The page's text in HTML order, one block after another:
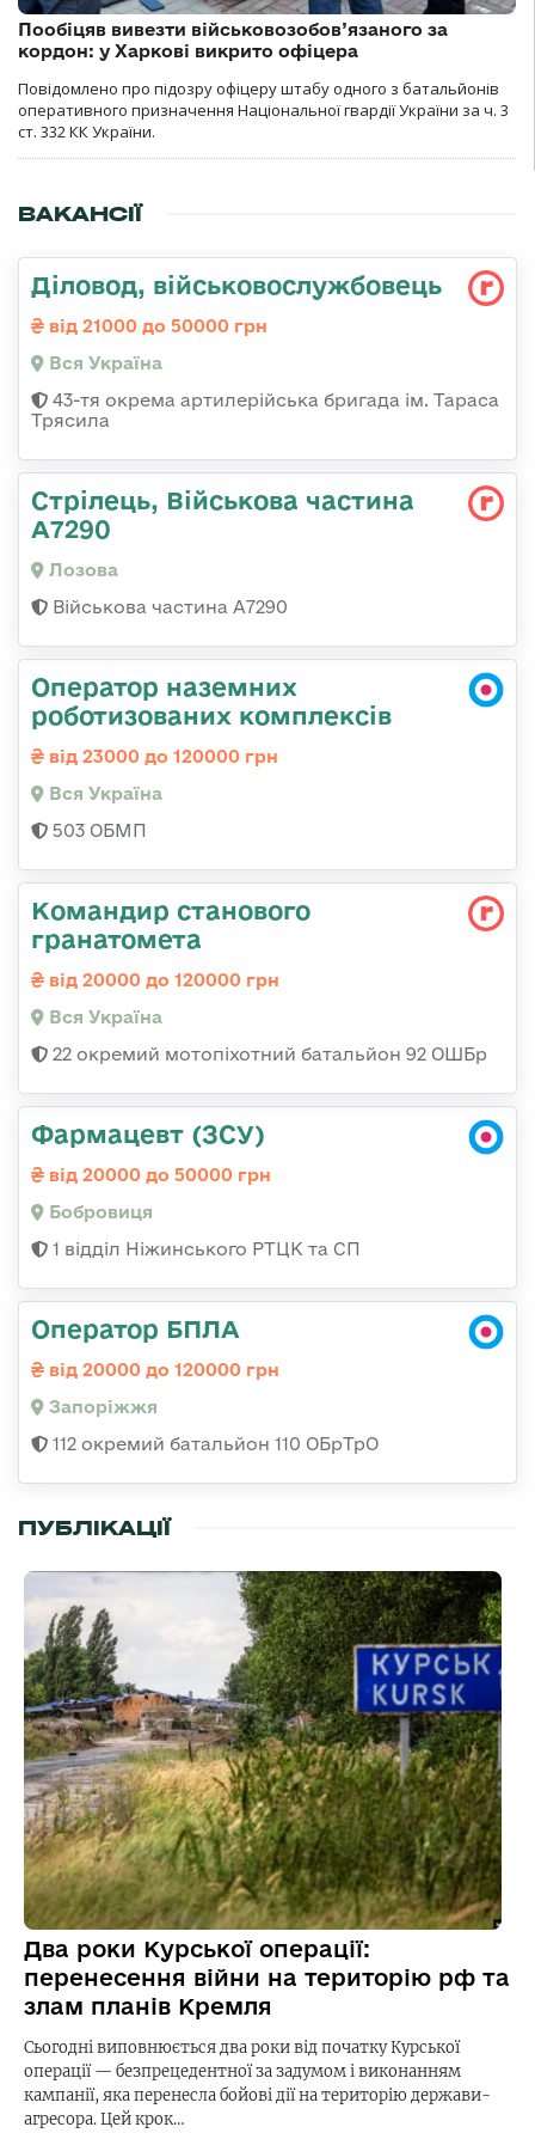
Пообіцяв вивезти військовозобов’язаного за
кордон: у Харкові викрито офіцера
Повідомлено про підозру офіцеру штабу одного з батальйонів
оперативного призначення Національної гвардії України за ч. 3
ст. 332 КК України.
ВАКАНСІЇ
Діловод, військовослужбовець
від 21000 до 50000 грн
Вся Україна
43-тя окрема артилерійська бригада ім. Тараса
Трясила
Стрілець, Військова частина
А7290
Лозова
Військова частина А7290
Оператор наземних
роботизованих комплексів
від 23000 до 120000 грн
Вся Україна
503 ОБМП
Командир станового
гранатомета
від 20000 до 120000 грн
Вся Україна
22 окремий мотопіхотний батальйон 92 ОШБр
Фармацевт (ЗСУ)
від 20000 до 50000 грн
Бобровиця
1 відділ Ніжинського РТЦК та СП
Оператор БПЛА
від 20000 до 120000 грн
Запоріжжя
112 окремий батальйон 110 ОБрТрО
ПУБЛІКАЦІЇ
Два роки Курської операції:
перенесення війни на територію рф та
злам планів Кремля
Сьогодні виповнюється два роки від початку Курської
операції — безпрецедентної за задумом і виконанням
кампанії, яка перенесла бойові дії на територію держави-
агресора. Цей крок…